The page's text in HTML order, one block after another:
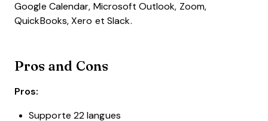
Google Calendar, Microsoft Outlook, Zoom,
QuickBooks, Xero et Slack.
Pros and Cons
Pros:
Supporte 22 langues